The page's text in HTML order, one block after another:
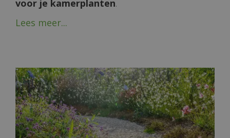
voor je kamerplanten.
Lees meer...